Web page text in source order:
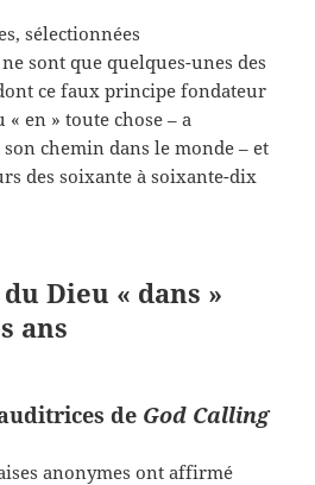
sélectionnées
sont que quelques-unes des
ce faux principe fondateur
en » toute chose – a
chemin dans le monde – et
des soixante à soixante-dix
Dieu « dans »
ans
de God Calling
anonymes ont affirmé